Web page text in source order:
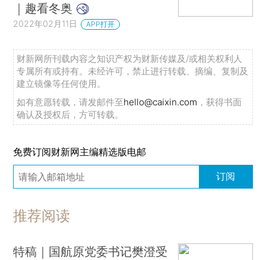
｜趣看冬奥
2022年02月11日 APP打开
财新网所刊载内容之知识产权为财新传媒及/或相关权利人
专属所有或持有。未经许可，禁止进行转载、摘编、复制及
建立镜像等任何使用。
如有意愿转载，请发邮件至hello@caixin.com ，获得书面
确认及授权后，方可转载。
免费订阅财新网主编精选版电邮
订阅
推荐阅读
特稿｜国航原党委书记樊澄受